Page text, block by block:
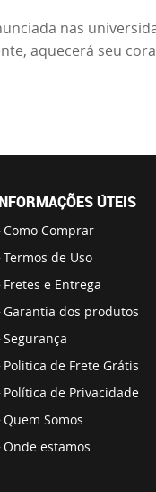
nas
aquecerá seu
ÚTEIS
Como Comprar
Termos de Uso
Fretes e Entrega
Garantia dos produtos
Segurança
Politica de Frete Grátis
Política de Privacidade
Quem Somos
Onde estamos